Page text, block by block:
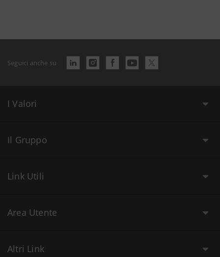
Seguici anche su
I Valori
Il Gruppo
Link Utili
Area Utente
Altri Link